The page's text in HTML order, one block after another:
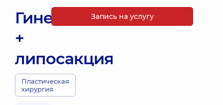
Гинекомастия
+
липосакция
Пластическая
хирургия
Запись на услугу